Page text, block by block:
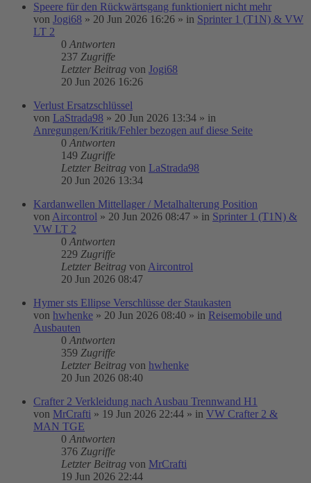
Speere für den Rückwärtsgang funktioniert nicht mehr
von Jogi68 » 20 Jun 2026 16:26 » in Sprinter 1 (T1N) & VW
LT 2
0 Antworten
237 Zugriffe
Letzter Beitrag von Jogi68
20 Jun 2026 16:26
Verlust Ersatzschlüssel
von LaStrada98 » 20 Jun 2026 13:34 » in
Anregungen/Kritik/Fehler bezogen auf diese Seite
0 Antworten
149 Zugriffe
Letzter Beitrag von LaStrada98
20 Jun 2026 13:34
Kardanwellen Mittellager / Metalhalterung Position
von Aircontrol » 20 Jun 2026 08:47 » in Sprinter 1 (T1N) &
VW LT 2
0 Antworten
229 Zugriffe
Letzter Beitrag von Aircontrol
20 Jun 2026 08:47
Hymer sts Ellipse Verschlüsse der Staukasten
von hwhenke » 20 Jun 2026 08:40 » in Reisemobile und
Ausbauten
0 Antworten
359 Zugriffe
Letzter Beitrag von hwhenke
20 Jun 2026 08:40
Crafter 2 Verkleidung nach Ausbau Trennwand H1
von MrCrafti » 19 Jun 2026 22:44 » in VW Crafter 2 &
MAN TGE
0 Antworten
376 Zugriffe
Letzter Beitrag von MrCrafti
19 Jun 2026 22:44